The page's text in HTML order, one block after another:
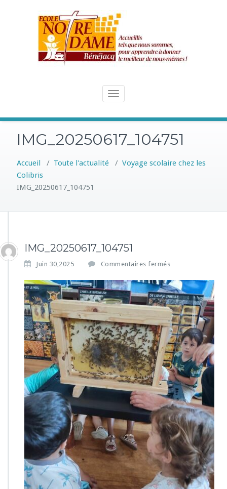
Toggle
IMG_20250617_104751
Accueil / Toute l'actualité / Voyage scolaire chez les
Colibris
IMG_20250617_104751
IMG_20250617_104751
Juin 30,2025 Commentaires fermés
r
I
M
G
_
2
0
2
5
0
6
1
7
_
1
0
4
7
5
1